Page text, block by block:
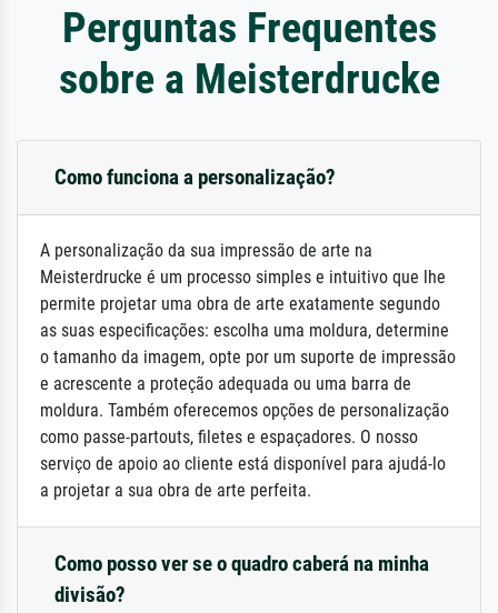
Perguntas Frequentes
sobre a Meisterdrucke
Como funciona a personalização?
A personalização da sua impressão de arte na
Meisterdrucke é um processo simples e intuitivo que lhe
permite projetar uma obra de arte exatamente segundo
as suas especificações: escolha uma moldura, determine
o tamanho da imagem, opte por um suporte de impressão
e acrescente a proteção adequada ou uma barra de
moldura. Também oferecemos opções de personalização
como passe-partouts, filetes e espaçadores. O nosso
serviço de apoio ao cliente está disponível para ajudá-lo
a projetar a sua obra de arte perfeita.
Como posso ver se o quadro caberá na minha
divisão?